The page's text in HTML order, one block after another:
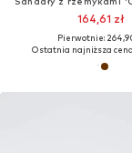
164,61 zł
Pierwotnie:
Ostatnia najniższa